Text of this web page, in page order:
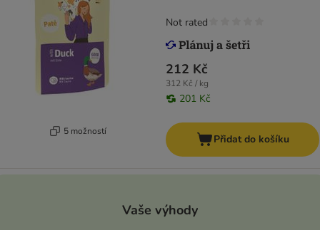
5 možností
212 Kč
312 Kč / kg
201 Kč
Not rated
Přidat do košíku
Vaše výhody